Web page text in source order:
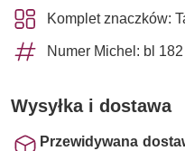
Komplet znaczków:
Numer Michel: bl 182
Wysyłka i dostawa
Przewidywana